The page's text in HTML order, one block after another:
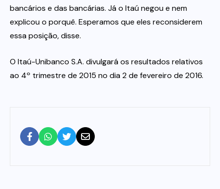
bancários e das bancárias. Já o Itaú negou e nem
explicou o porquê. Esperamos que eles reconsiderem
essa posição, disse.
O Itaú-Unibanco S.A. divulgará os resultados relativos
ao 4º trimestre de 2015 no dia 2 de fevereiro de 2016.